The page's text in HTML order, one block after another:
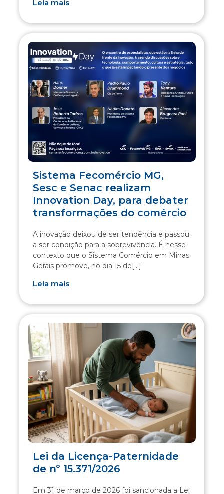
Leia mais
Sistema Fecomércio MG,
Sesc e Senac realizam
Innovation Day, para debater
transformações do comércio
A inovação deixou de ser tendência e passou
a ser condição para a sobrevivência. É nesse
contexto que o Sistema Comércio em Minas
Gerais promove, no dia 15 de[...]
Leia mais
Lei da Licença-Paternidade
de nº 15.371/2026
Em 31 de março de 2026 foi sancionada a Lei